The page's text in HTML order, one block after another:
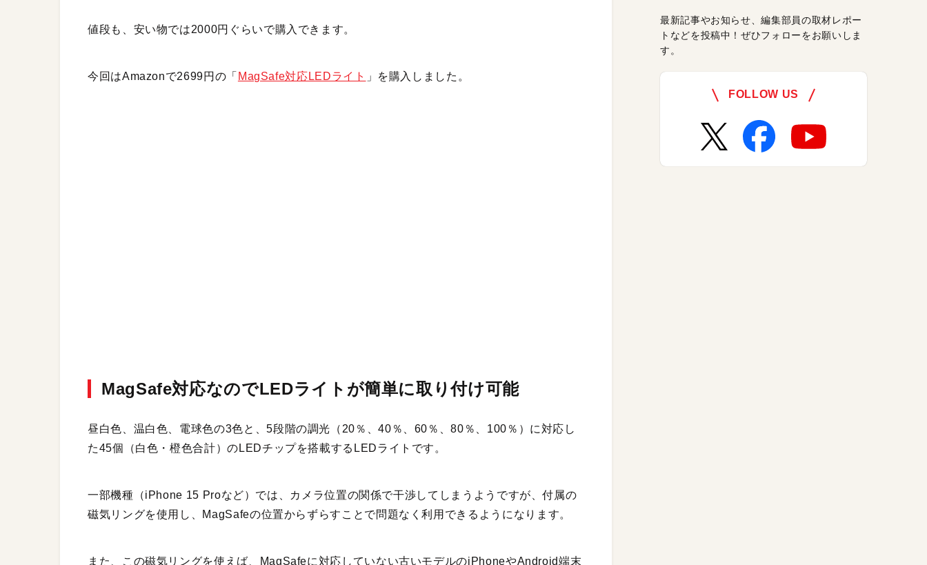
値段も、安い物では2000円ぐらいで購入できます。
今回はAmazonで2699円の「 MagSafe対応LEDライト 」を購入しました。
MagSafe対応なのでLEDライトが簡単に取り付け可能
昼白色、温白色、電球色の3色と、5段階の調光（20％、40％、60％、80％、100％）に対応し
た45個（白色・橙色合計）のLEDチップを搭載するLEDライトです。
一部機種（iPhone 15 Proなど）では、カメラ位置の関係で干渉してしまうようですが、付属の
磁気リングを使用し、MagSafeの位置からずらすことで問題なく利用できるようになります。
また、この磁気リングを使えば、MagSafeに対応していない古いモデルのiPhoneやAndroid端末
最新記事やお知らせ、編集部員の取材レポー
トなどを投稿中！ぜひフォローをお願いしま
す。
FOLLOW US